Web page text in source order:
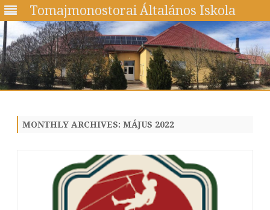
Tomajmonostorai Általános Iskola
MONTHLY ARCHIVES: MÁJUS 2022